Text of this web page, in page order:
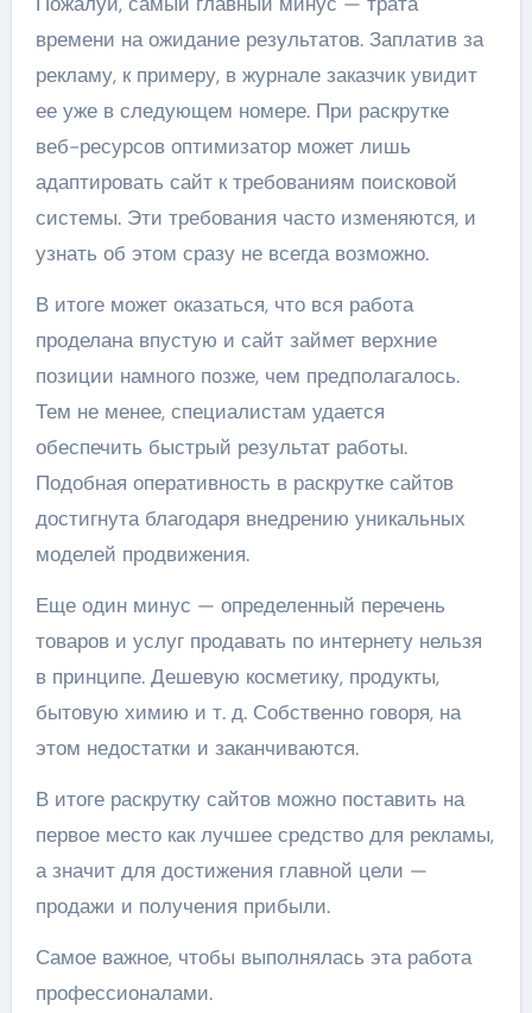
времени на ожидание результатов. Заплатив за
рекламу, к примеру, в журнале заказчик увидит
ее уже в следующем номере. При раскрутке
веб-ресурсов оптимизатор может лишь
адаптировать сайт к требованиям поисковой
системы. Эти требования часто изменяются, и
узнать об этом сразу не всегда возможно.
В итоге может оказаться, что вся работа
проделана впустую и сайт займет верхние
позиции намного позже, чем предполагалось.
Тем не менее, специалистам удается
обеспечить быстрый результат работы.
Подобная оперативность в раскрутке сайтов
достигнута благодаря внедрению уникальных
моделей продвижения.
Еще один минус — определенный перечень
товаров и услуг продавать по интернету нельзя
в принципе. Дешевую косметику, продукты,
бытовую химию и т. д. Собственно говоря, на
этом недостатки и заканчиваются.
В итоге раскрутку сайтов можно поставить на
первое место как лучшее средство для рекламы,
а значит для достижения главной цели —
продажи и получения прибыли.
Самое важное, чтобы выполнялась эта работа
профессионалами.